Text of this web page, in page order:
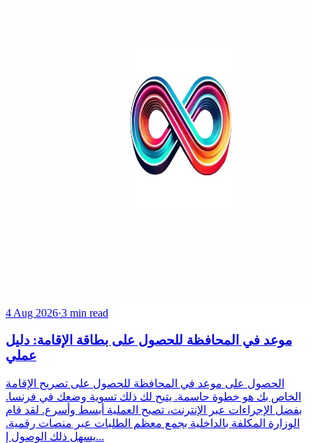
4 Aug 2026·3 min read
موعد في المحافظة للحصول على بطاقة الإقامة: دليل
عملي
الحصول على موعد في المحافظة للحصول على تصريح الإقامة
الخاص بك هو خطوة حاسمة. يتيح لك ذلك تسوية وضعك في فرنسا.
بفضل الإجراءات عبر الإنترنت، تصبح العملية أبسط وأسرع. لقد قام
الوزارة المكلفة بالداخلية بجمع معظم الطلبات عبر منصات رقمية.
يسهل ذلك الوصول إ...